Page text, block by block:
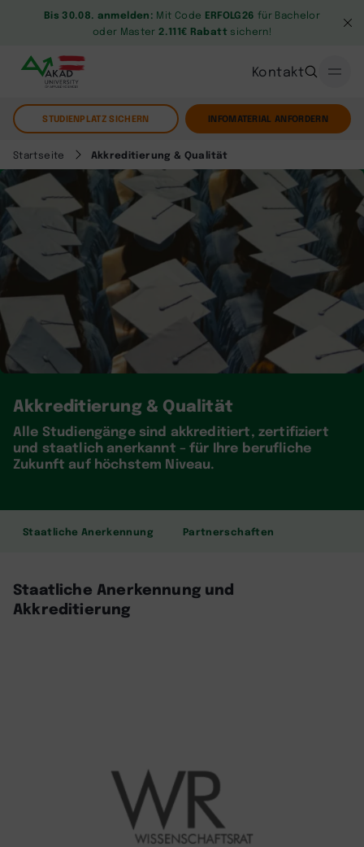
Bis 30.08. anmelden: Mit Code ERFOLG26 für Bachelor
oder Master2.111€ Rabattsichern!
Kontakt
STUDIENPLATZ SICHERN INFOMATERIAL ANFORDERN
Startseite Akkreditierung & Qualität
Akkreditierung & Qualität
Alle Studiengänge sind akkreditiert, zertifiziert
und staatlich anerkannt – für Ihre berufliche
Zukunft auf höchstem Niveau.
Staatliche Anerkennung Partnerschaften
Staatliche Anerkennung und
Akkreditierung